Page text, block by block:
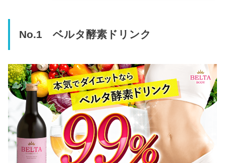
No.1 ベルタ酵素ドリンク